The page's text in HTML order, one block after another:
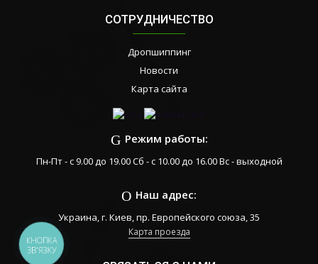
СОТРУДНИЧЕСТВО
Дропшиппинг
Новости
Карта сайта
Режим работы:
Пн-Пт - с 9.00 до 19.00 Сб - с 10.00 до 16.00 Вс - выходной
Наш адрес:
Украина, г. Киев, пр. Европейского союза, 35
Карта проезда
КНОПКА
ЗВ'ЯЗКУ